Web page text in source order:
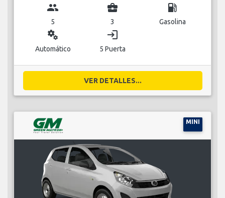
group
5
business_center
3
local_gas_station
Gasolina
miscellaneous_services
Automático
login
5 Puerta
VER DETALLES...
MINI